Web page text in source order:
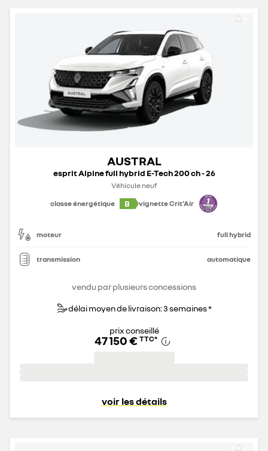
AUSTRAL
esprit Alpine full hybrid E-Tech 200 ch - 26
Véhicule neuf
classe énergétique
B vignette Crit'Air
moteur full hybrid
transmission automatique
vendu par plusieurs concessions
délai moyen de livraison: 3 semaines *
prix conseillé
47 150 € TTC*
voir les détails